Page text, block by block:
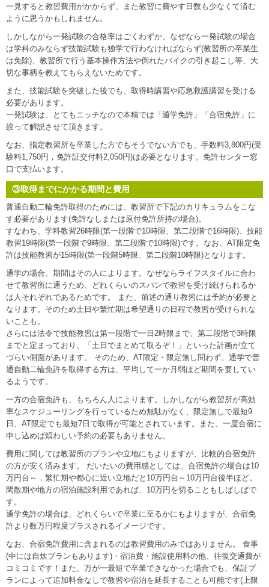
一見すると教習費用がかからず、また教習に費やす日数も少なくて済む
ように思うかもしれません。
しかしながら一発試験の合格率はごくわずか。なぜなら一発試験の場合
は学科のみならず技能試験も独学で行わなければならず(教習所の卒業生
は免除)、教習所で行う基本操作方法や倒れたバイクの引き起こし等、大
切な事柄を教えてもらえないためです。
また、技能試験を突破した後でも、取得時講習や応急救護講習を受ける
必要があります。
一発試験は、とてもニッチなので本稿では「通学免許」「合宿免許」に
絞って解説させて頂きます。
なお、指定教習所を卒業した方でもそうでない方でも、手数料3,800円(受
験料1,750円，免許証交付料2,050円)は必要となります。免許センター窓
口で支払います。
③取得までにかかる期間と費用
普通自動二輪免許取得のためには、教習所で下記のカリキュラムをこな
す必要があります(免許なしまたは原付免許所持の場合)。
すなわち、学科教習26時限(第一段階で10時限、第二段階で16時限)、技能
教習19時限(第一段階で9時限、第二段階で10時限)です。なお、AT限定免
許は技能教習が15時限(第一段階5時限、第二段階10時限)となります。
通学の場合、期間はその人によります。なぜならライフスタイルに合わ
せて教習所に通うため、どれくらいのスパンで教習を受け続けられるか
は人それぞれであるためです。 また、前述の通り教習には予約が必要と
なります。そのため土日や繁忙期は希望通りの日程で教習が受けられな
いことも。
さらには法令で技能教習は第一段階で一日2時限まで、第二段階で3時限
までと定まっており、「土日でまとめて取るぞ！」といった計画が立て
づらい側面があります。 そのため、AT限定・限定無し問わず、通学で普
通自動二輪免許を取得する方は、平均して一か月弱ほど期間を要してい
るようです。
一方の合宿免許も、もちろん人によります。しかしながら教習所が高効
率なスケジューリングを行っているため無駄がなく、限定無しで最短9
日、AT限定でも最短7日で取得が可能とされています。また、一度合宿に
申し込めば煩わしい予約の必要もありません。
費用に関しては教習所のプランや立地にもよりますが、比較的合宿免許
の方が安く済みます。 だいたいの費用感としては、合宿免許の場合は10
万円台～，繁忙期や都心に近い立地だと10万円台～10万円台後半ほど。
閑散期や地方の宿泊施設利用であれば、10万円を切ることもしばしばで
す。
通学免許の場合は、どれくらいで卒業に至るかにもよりますが、合宿免
許より数万円程度プラスされるイメージです。
なお、合宿免許費用に含まれるのは教習費用のみではありません。 食事
(中には自炊プランもあります)・宿泊費・施設使用料の他、往復交通費が
コミコミです！また、万が一最短で卒業できなかった場合でも、保証プ
ランによって追加料金なしで教習や宿泊を延長することも可能です(上限